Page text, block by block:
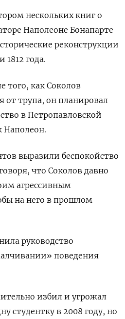
нескольких книг о
Наполеоне Бонапарте
реконструкции
1812 года.
того, как Соколов
от трупа, он планировал
в Петропавловской
Наполеон.
выразили беспокойство
что Соколов давно
агрессивным
на него в прошлом
руководство
поведения
избил и угрожал
студентку в 2008 году, но